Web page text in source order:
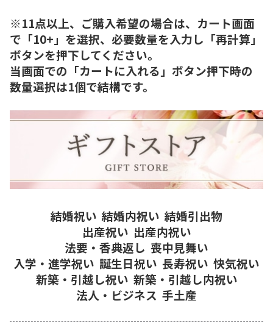
※11点以上、ご購入希望の場合は、カート画面
で「10+」を選択、必要数量を入力し「再計算」
ボタンを押下してください。
当画面での「カートに入れる」ボタン押下時の
数量選択は1個で結構です。
結婚祝い 結婚内祝い 結婚引出物
出産祝い 出産内祝い
法要・香典返し 喪中見舞い
入学・進学祝い 誕生日祝い 長寿祝い 快気祝い
新築・引越し祝い 新築・引越し内祝い
法人・ビジネス 手土産